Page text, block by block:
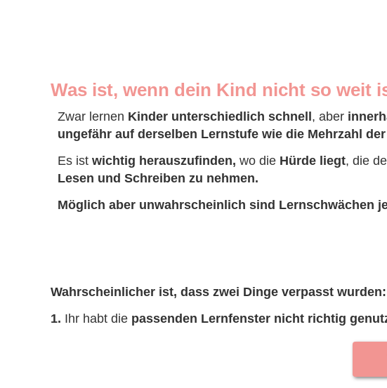
Was ist, wenn dein Kind nicht so weit
Zwar lernen Kinder unterschiedlich schnell, aber
ungefähr auf derselben Lernstufe wie die Mehrzahl
Es ist wichtig herauszufinden, wo die Hürde liegt, die
Lesen und Schreiben zu nehmen.
Möglich aber unwahrscheinlich sind Lernschwächen
Wahrscheinlicher ist, dass zwei Dinge verpasst wurden:
1. Ihr habt die passenden Lernfenster nicht richtig